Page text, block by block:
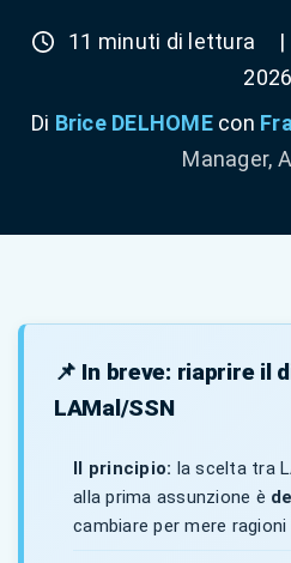
11 minuti di lettura |
2026
Di Brice DELHOMEcon
Manager,
📌 In breve: riaprire il
LAMal/SSN
Il principio: la scelta tra
alla prima assunzione è
cambiare per mere